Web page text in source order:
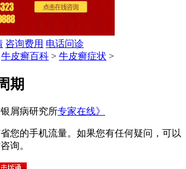
咨询费用 电话问诊
牛皮癣百科 > 牛皮癣症状 >
期
屑病研究所专家在线》
您的手机流量。如果您有任何疑问，可以
询。